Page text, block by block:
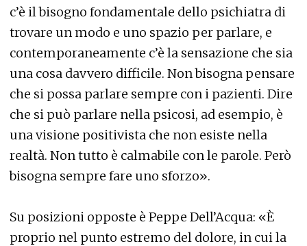
c’è il bisogno fondamentale dello psichiatra di
trovare un modo e uno spazio per parlare, e
contemporaneamente c’è la sensazione che sia
una cosa davvero difficile. Non bisogna pensare
che si possa parlare sempre con i pazienti. Dire
che si può parlare nella psicosi, ad esempio, è
una visione positivista che non esiste nella
realtà. Non tutto è calmabile con le parole. Però
bisogna sempre fare uno sforzo».
Su posizioni opposte è Peppe Dell’Acqua: «È
proprio nel punto estremo del dolore, in cui la